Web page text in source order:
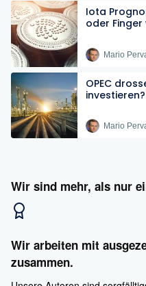
Iota
oder Finger
Mario
OPEC
investieren?
Mario
Wir sind mehr, als nur
Wir arbeiten mit
zusammen.